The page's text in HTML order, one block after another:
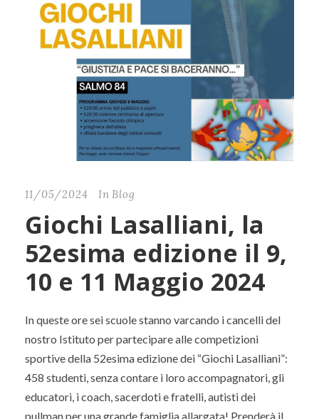
11/05/2024 In Blog
Giochi Lasalliani, la
52esima edizione il 9,
10 e 11 Maggio 2024
In queste ore sei scuole stanno varcando i cancelli del
nostro Istituto per partecipare alle competizioni
sportive della 52esima edizione dei “Giochi Lasalliani”:
458 studenti, senza contare i loro accompagnatori, gli
educatori, i coach, sacerdoti e fratelli, autisti dei
pullman per una grande famiglia allargata! Prenderà il